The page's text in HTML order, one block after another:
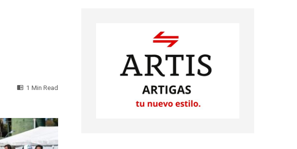
1 Min Read